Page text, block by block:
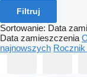
Filtruj
Sortowanie: Data
Data zamieszczenia
najnowszych